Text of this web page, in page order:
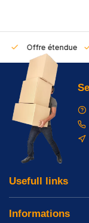
Offre étendue
Usefull links
Informations